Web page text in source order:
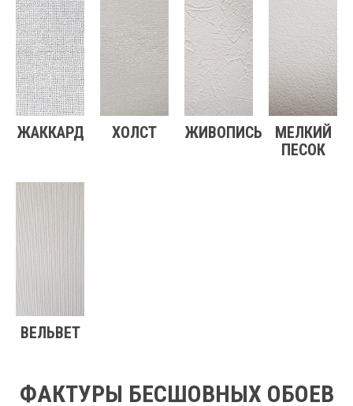
ЖАККАРД ХОЛСТ ЖИВОПИСЬ
МЕЛКИЙ
ПЕСОК
ВЕЛЬВЕТ
ФАКТУРЫ БЕСШОВНЫХ ОБОЕВ